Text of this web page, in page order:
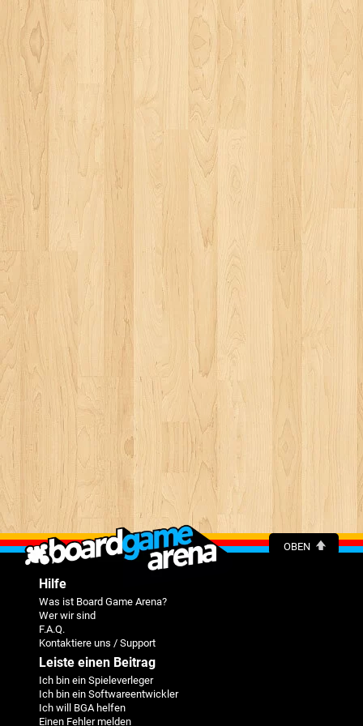
OBEN
Hilfe
Was ist Board Game Arena?
Wer wir sind
F.A.Q.
Kontaktiere uns / Support
Leiste einen Beitrag
Ich bin ein Spieleverleger
Ich bin ein Softwareentwickler
Ich will BGA helfen
Einen Fehler melden